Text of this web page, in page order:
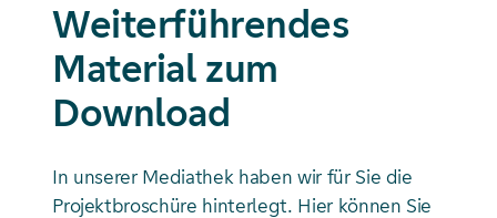
Weiterführendes
Material zum
Download
In unserer Mediathek haben wir für Sie die
Projektbroschüre hinterlegt. Hier können Sie